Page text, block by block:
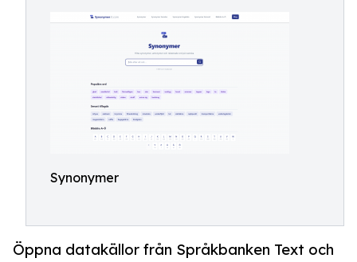
Synonymer
Öppna datakällor från Språkbanken Text och